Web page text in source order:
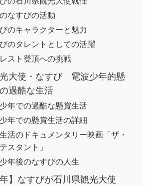
なすびの活動
のキャラクターと魅力
のタレントとしての活躍
スト登頂への挑戦
大使・なすび 電波少年的懸
過酷な生活
年での過酷な懸賞生活
年での懸賞生活の詳細
活のドキュメンタリー映画「ザ・
スタント」
年後のなすびの人生
年】なすびが石川県観光大使